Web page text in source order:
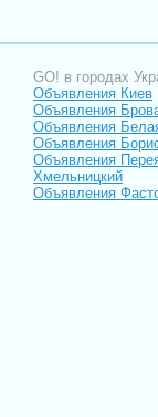
GO! в городах
Объявления Киев
Объявления
Объявления
Объявления
Объявления
Хмельницкий
Объявления